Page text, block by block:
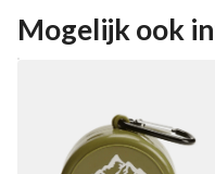
Mogelijk ook